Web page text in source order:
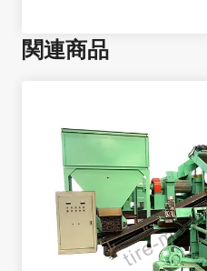
関連商品